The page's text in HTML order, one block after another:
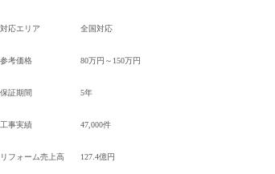
対応エリア 全国対応
参考価格 80万円～150万円
保証期間 5年
工事実績 47,000件
リフォーム売上高 127.4億円